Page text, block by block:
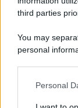
third parties
You may
personal
ThisPersonal